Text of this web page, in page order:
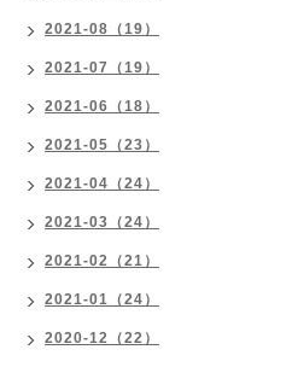
2021-08（19）
2021-07（19）
2021-06（18）
2021-05（23）
2021-04（24）
2021-03（24）
2021-02（21）
2021-01（24）
2020-12（22）